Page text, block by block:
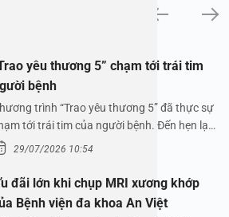
yêu thương 5” chạm tới trái tim
bệnh
trình “Trao yêu thương 5” đã thực sự
tới trái tim của người bệnh. Đến hẹn lại
29/07/2026 10:54
đãi lớn khi chụp MRI xương khớp
Bệnh viện đa khoa An Việt